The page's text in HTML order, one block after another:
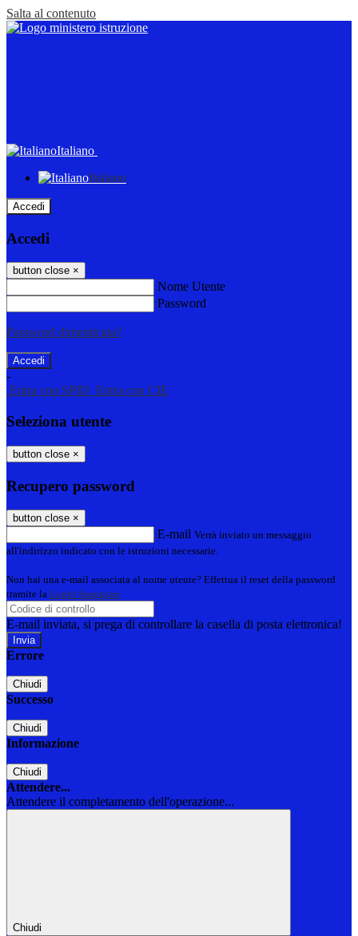
Salta al contenuto
Italiano
Italiano
Accedi
Accedi
button close ×
Nome Utente
Password
Password dimenticata?
-
Entra con SPID Entra con CIE
Seleziona utente
button close ×
Recupero password
button close ×
E-mail Verrà inviato un messaggio
all'indirizzo indicato con le istruzioni necessarie.
Non hai una e-mail associata al nome utente? Effettua il reset della password
tramite la Login Spaggiari
E-mail inviata, si prega di controllare la casella di posta elettronica!
Errore
Chiudi
Successo
Chiudi
Informazione
Chiudi
Attendere...
Attendere il completamento dell'operazione...
Chiudi